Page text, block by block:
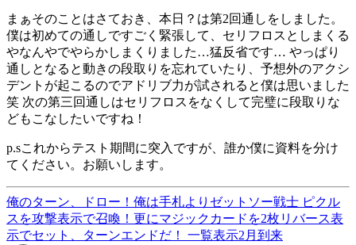
まぁそのことはさておき、本日？は第2回通しをしました。
僕は初めての通しですごく緊張して、セリフロスとしまくる
やなんやでやらかしまくりました…猛反省です… やっぱり
通しとなると動きの段取りを忘れていたり、予想外のアクシ
デントが起こるのでアドリブ力が試されると僕は思いました
笑 次の第三回通しはセリフロスをなくして完璧に段取りな
どもこなしたいですね！
p.sこれからテスト期間に突入ですが、誰か僕に資料を分け
てください。お願いします。
俺のターン、ドロー！俺は手札よりゼットソー戦士 ピクル
スを攻撃表示で召喚！更にマジックカードを2枚リバース表
示でセット、ターンエンドだ！
一覧表示2月到来